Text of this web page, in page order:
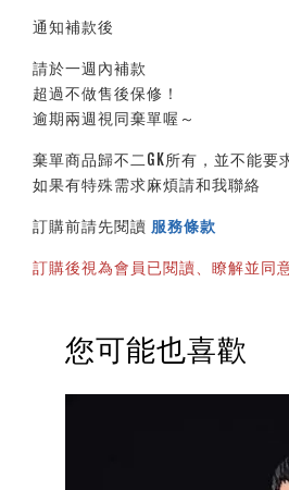
通知補款後
請於一週內補款
超過不做售後保修！
逾期兩週視同棄單喔～
棄單商品歸不二GK所有，並不能要
如果有特殊需求麻煩請和我聯絡
訂購前請先閱讀 服務條款
訂購後視為會員已閱讀、瞭解並同
您可能也喜歡